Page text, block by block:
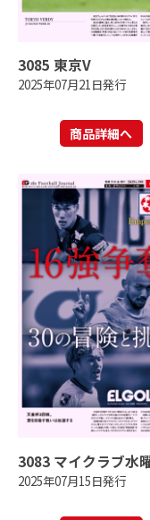
3085 東京V
2025年07月21日発行
商品詳細へ
3083 マイクラブ水
2025年07月15日発行